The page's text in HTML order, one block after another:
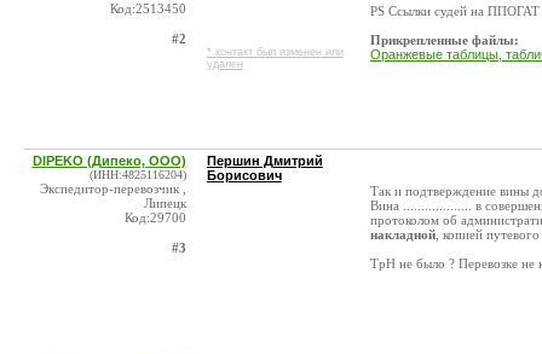
Код:2513450
#2
* контакт был изменен или
удален
PS Ссылки судей на
Прикрепленные файлы:
Оранжевые таблицы,
DIPEKO (Дипеко, ООО)
(ИНН:4825116204)
Экспедитор-перевозчик ,
Липецк
Код:29700
#3
Першин Дмитрий
Борисович
Так и подтверждение вины
Вина ................... в
протоколом об
накладной , копией
ТрН не было ? Перевозке не